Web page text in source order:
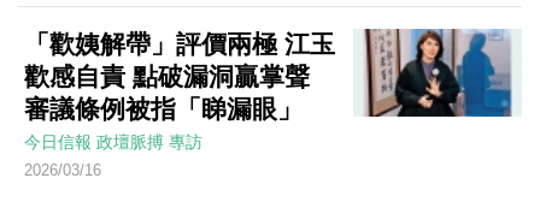
「歡姨解帶」評價兩極 江玉
歡感自責 點破漏洞贏掌聲
審議條例被指「睇漏眼」
今日信報 政壇脈搏 專訪
2026/03/16